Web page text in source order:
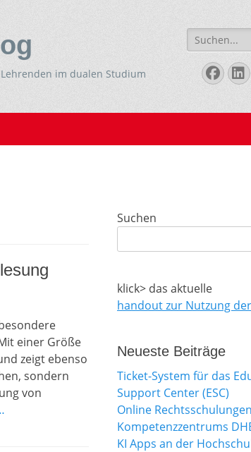
im dualen Studium
Suchen
nach:
einer Größe
zeigt ebenso
sondern
von
Suchen
klick> das aktuelle
handout zur Nutzung
Neueste Beiträge
Ticket-System für das
Support Center (ESC)
Online
Kompetenzzentrums
KI Apps an der